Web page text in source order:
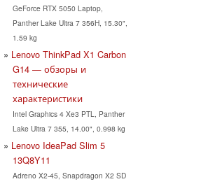
GeForce RTX 5050 Laptop,
Panther Lake Ultra 7 356H, 15.30",
1.59 kg
Lenovo ThinkPad X1 Carbon
G14 — обзоры и
технические
характеристики
Intel Graphics 4 Xe3 PTL, Panther
Lake Ultra 7 355, 14.00", 0.998 kg
Lenovo IdeaPad Slim 5
13Q8Y11
Adreno X2-45, Snapdragon X2 SD